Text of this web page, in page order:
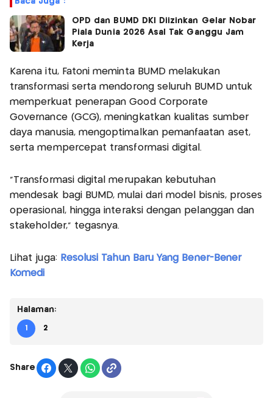
OPD dan BUMD DKI Diizinkan Gelar Nobar
Piala Dunia 2026 Asal Tak Ganggu Jam
Kerja
Karena itu, Fatoni meminta BUMD melakukan
transformasi serta mendorong seluruh BUMD untuk
memperkuat penerapan Good Corporate
Governance (GCG), meningkatkan kualitas sumber
daya manusia, mengoptimalkan pemanfaatan aset,
serta mempercepat transformasi digital.
“Transformasi digital merupakan kebutuhan
mendesak bagi BUMD, mulai dari model bisnis, proses
operasional, hingga interaksi dengan pelanggan dan
stakeholder,” tegasnya.
Lihat juga: Resolusi Tahun Baru Yang Bener-Bener
Komedi
Halaman:
1 2
Share